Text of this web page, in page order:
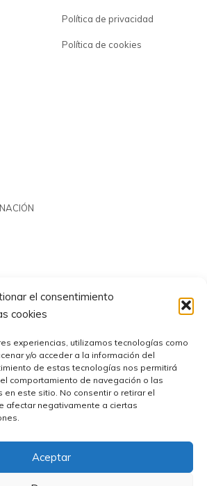
el consentimiento
cookies
experiencias, utilizamos tecnologías como
y/o acceder a la información del
de estas tecnologías nos permitirá
comportamiento de navegación o las
en este sitio. No consentir o retirar el
afectar negativamente a ciertas
Aceptar
Política de privacidad
Política de cookies
2023 | CIF: B41194655